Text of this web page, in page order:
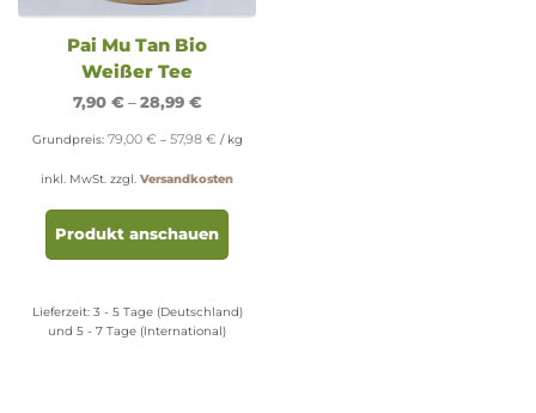
Pai Mu Tan Bio
Weißer Tee
7,90 €–28,99 €
Grundpreis: 79,00 € – 57,98 € / kg
inkl. MwSt. zzgl. Versandkosten
Produkt anschauen
weist
Lieferzeit: 3 - 5 Tage (Deutschland)
und 5 - 7 Tage (International)